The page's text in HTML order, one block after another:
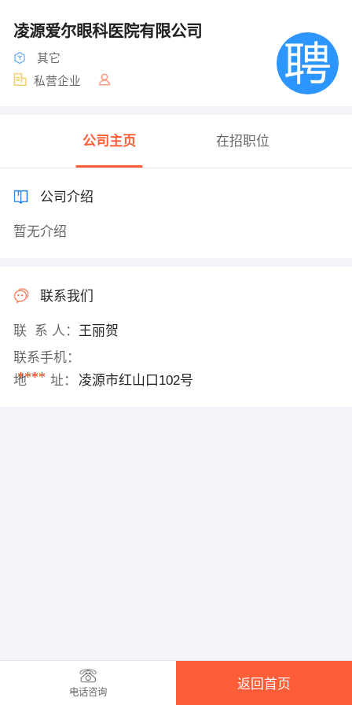
凌源爱尔眼科医院有限公司
其它
私营企业
公司主页 在招职位
公司介绍
暂无介绍
联系我们
联 系 人： 王丽贺
联系手机：
****
地 址： 凌源市红山口102号
电话咨询
返回首页